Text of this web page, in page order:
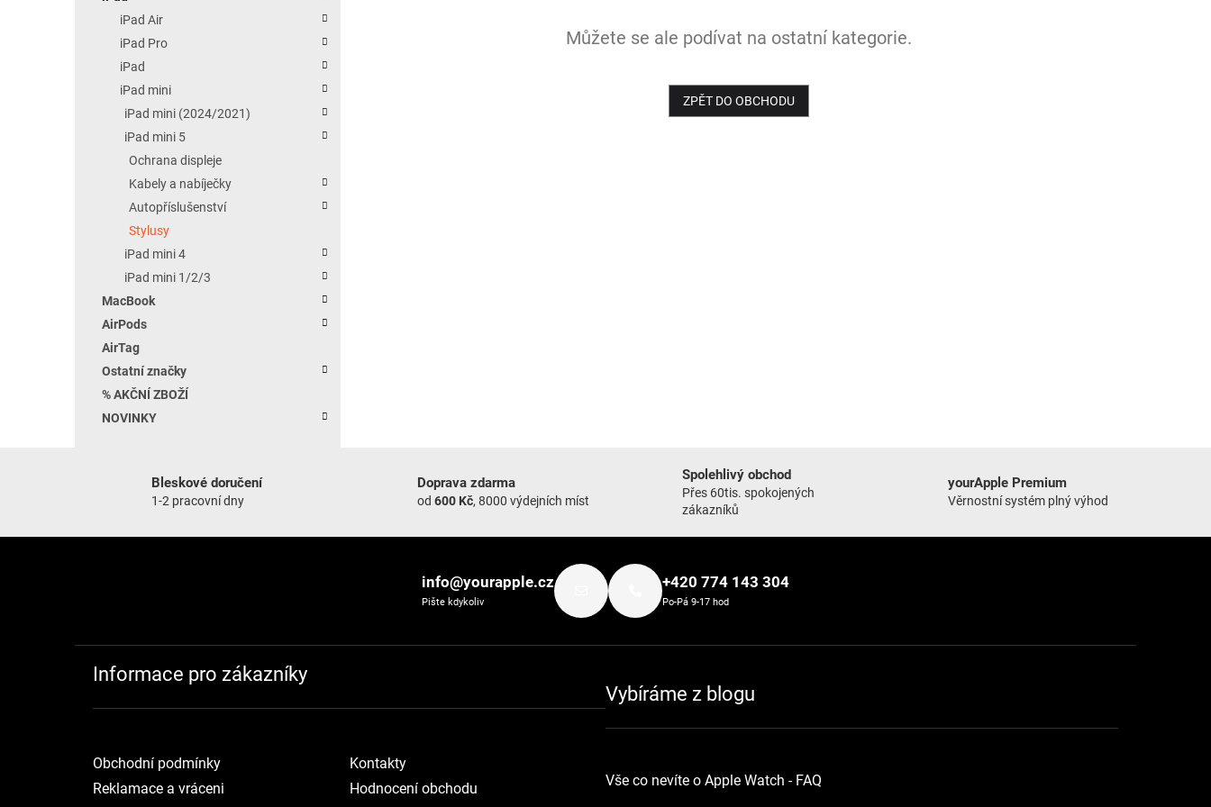
iPad Air
iPad Pro
iPad
iPad mini
iPad mini (2024/2021)
iPad mini 5
Ochrana displeje
Kabely a nabíječky
Autopříslušenství
Stylusy
iPad mini 4
iPad mini 1/2/3
MacBook
AirPods
AirTag
Ostatní značky
% AKČNÍ ZBOŽÍ
NOVINKY
Můžete se ale podívat na ostatní kategorie.
ZPĚT DO OBCHODU
Bleskové doručení
1-2 pracovní dny
Doprava zdarma
od 600 Kč, 8000 výdejních míst
Spolehlivý obchod
Přes 60tis. spokojených
zákazníků
yourApple Premium
Věrnostní systém plný výhod
info@yourapple.cz
Pište kdykoliv
+420 774 143 304
Po-Pá 9-17 hod
Informace pro zákazníky
Obchodní podmínky
Reklamace a vráceni
Kontakty
Hodnocení obchodu
Vybíráme z blogu
Vše co nevíte o Apple Watch - FAQ